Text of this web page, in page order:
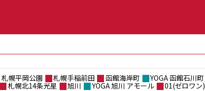
札幌平岡公園 札幌手稲前田 函館海岸町
YOGA 函館石川町
札幌北14条光星 旭川 YOGA 旭川 アモール
01(ゼロワン)